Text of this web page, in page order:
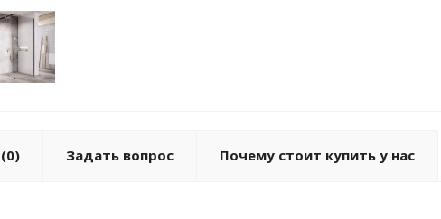
(0) Задать вопрос Почему стоит купить у нас